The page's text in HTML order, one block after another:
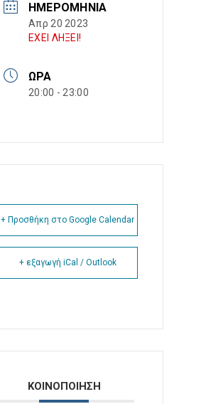
ΗΜΕΡΟΜΗΝΊΑ
Απρ 20 2023
ΕΧΕΙ ΛΗΞΕΙ!
ΏΡΑ
20:00 - 23:00
+ Προσθήκη στο Google Calendar
+ εξαγωγή iCal / Outlook
ΚΟΙΝΟΠΟΙΗΣΗ